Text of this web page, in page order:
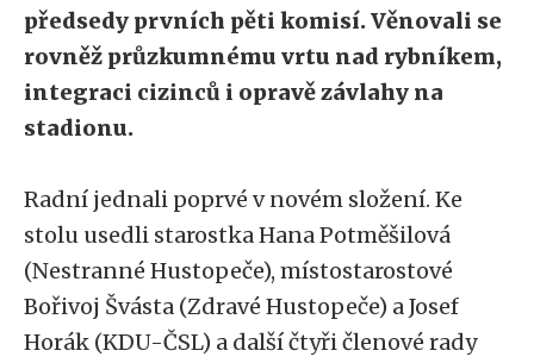
předsedy prvních pěti komisí. Věnovali se
rovněž průzkumnému vrtu nad rybníkem,
integraci cizinců i opravě závlahy na
stadionu.
Radní jednali poprvé v novém složení. Ke
stolu usedli starostka Hana Potměšilová
(Nestranné Hustopeče), místostarostové
Bořivoj Švásta (Zdravé Hustopeče) a Josef
Horák (KDU-ČSL) a další čtyři členové rady